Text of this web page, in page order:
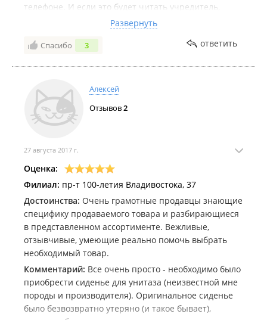
телефоне. И если это будет читать учредитель,
магазинов масса если вы не цените клиентов то
увы, это предприятие обречено стать мелким и не
интересным хозяйственным ларьком
Развернуть
Спасибо 3 ответить
Алексей
Отзывов2
27 августа 2017 г.
Оценка:
Филиал: пр-т 100-летия Владивостока, 37
Достоинства: Очень грамотные продавцы знающие
специфику продаваемого товара и разбирающиеся
в представленном ассортименте. Вежливые,
отзывчивые, умеющие реально помочь выбрать
необходимый товар.
Комментарий: Все очень просто - необходимо было
приобрести сиденье для унитаза (неизвестной мне
породы и производителя). Оригинальное сиденье
было безвозвратно утеряно (и такое бывает),